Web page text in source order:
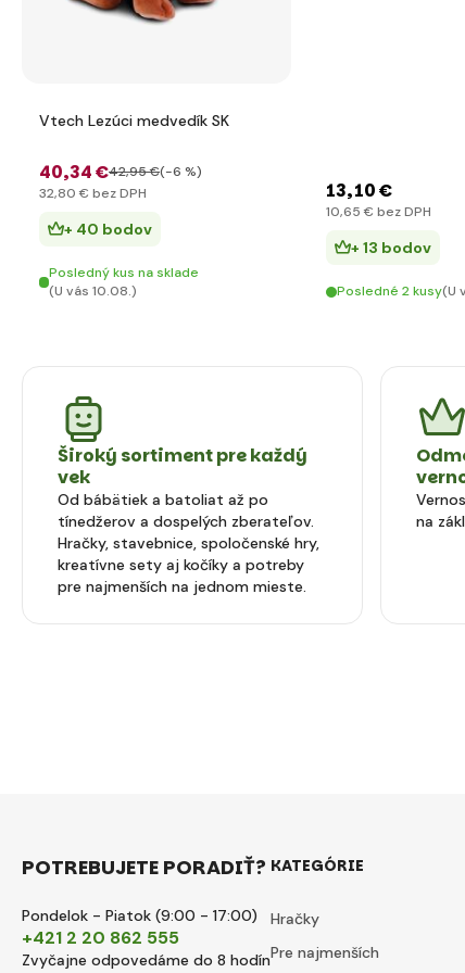
Vtech Lezúci medvedík SK
40,34 €42,95 €(-6 %)
32,80 € bez DPH
+ 40 bodov
Posledný kus na sklade
(U vás 10.08.)
13,10 €
10,65 € bez DPH
+ 13 bodov
Posledné 2 kusy(U
Široký sortiment pre každý
vek
Od bábätiek a batoliat až po
tínedžerov a dospelých zberateľov.
Hračky, stavebnice, spoločenské hry,
kreatívne sety aj kočíky a potreby
pre najmenších na jednom mieste.
na
POTREBUJETE PORADIŤ?
Pondelok - Piatok (9:00 - 17:00)
+421 2 20 862 555
Zvyčajne odpovedáme do 8 hodín
KATEGÓRIE
Hračky
Pre najmenších